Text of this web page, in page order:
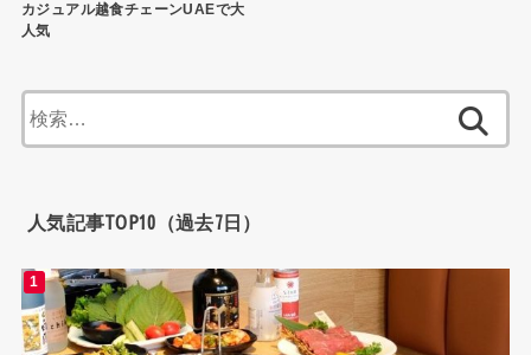
カジュアル越食チェーンUAEで大
人気
索:
人気記事TOP10（過去7日）